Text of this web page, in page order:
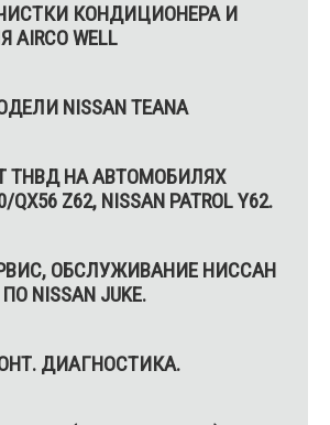
КОНДИЦИОНЕРА И
WELL
NISSAN TEANA
ТНВД НА АВТОМОБИЛЯХ
QX56 Z62, NISSAN PATROL Y62.
ОБСЛУЖИВАНИЕ НИССАН
NISSAN JUKE.
ДИАГНОСТИКА.